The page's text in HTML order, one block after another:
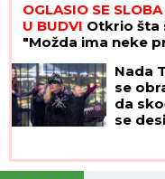
OGLASIO SE
U BUDVI Otkrio šta
"Možda ima neke
Nada
se
da
se